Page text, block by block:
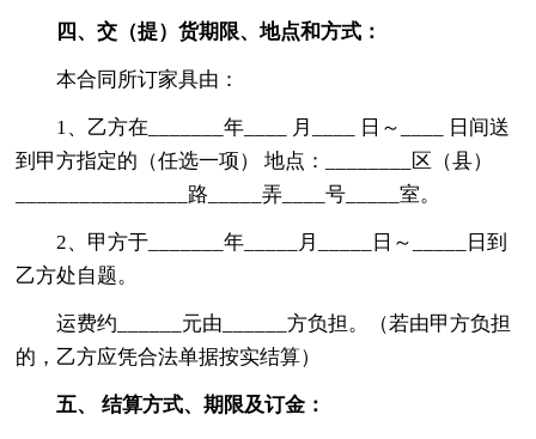
四、交（提）货期限、地点和方式：
本合同所订家具由：
1、乙方在_______年____ 月____ 日～____ 日间送
到甲方指定的（任选一项） 地点：________区（县）
________________路_____弄____号_____室。
2、甲方于_______年_____月_____日～_____日到
乙方处自题。
运费约______元由______方负担。（若由甲方负担
的，乙方应凭合法单据按实结算）
五、 结算方式、期限及订金：